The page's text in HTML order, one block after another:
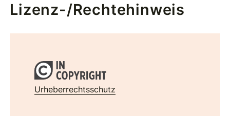
Lizenz-/Rechtehinweis
Urheberrechtsschutz